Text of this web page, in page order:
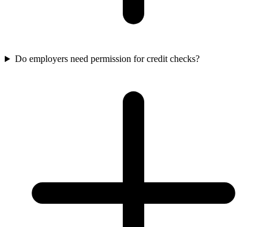
Do employers need permission for credit checks?